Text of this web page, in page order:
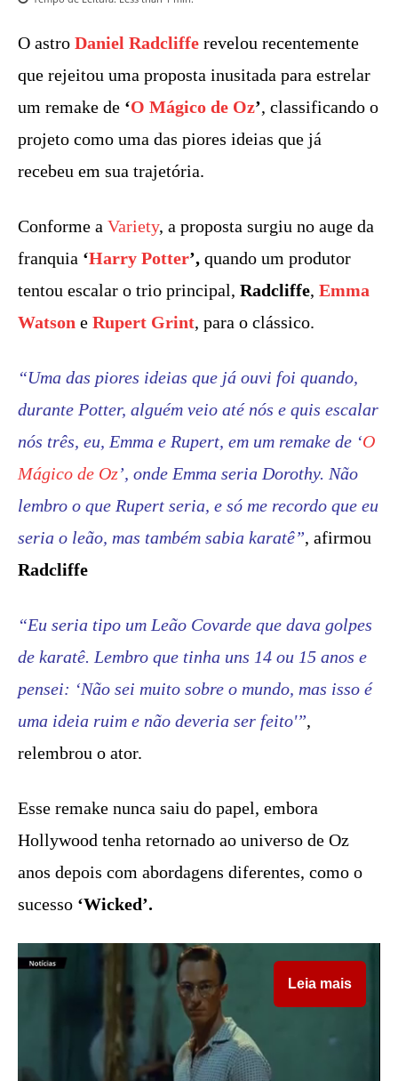
O astro Daniel Radcliffe revelou recentemente
que rejeitou uma proposta inusitada para estrelar
um remake de ‘O Mágico de Oz’, classificando o
projeto como uma das piores ideias que já
recebeu em sua trajetória.
Conforme a Variety, a proposta surgiu no auge da
franquia ‘Harry Potter’, quando um produtor
tentou escalar o trio principal, Radcliffe, Emma
Watson e Rupert Grint, para o clássico.
“Uma das piores ideias que já ouvi foi quando,
durante Potter, alguém veio até nós e quis escalar
nós três, eu, Emma e Rupert, em um remake de ‘O
Mágico de Oz’, onde Emma seria Dorothy. Não
lembro o que Rupert seria, e só me recordo que eu
seria o leão, mas também sabia karatê”, afirmou
Radcliffe
“Eu seria tipo um Leão Covarde que dava golpes
de karatê. Lembro que tinha uns 14 ou 15 anos e
pensei: ‘Não sei muito sobre o mundo, mas isso é
uma ideia ruim e não deveria ser feito'”,
relembrou o ator.
Esse remake nunca saiu do papel, embora
Hollywood tenha retornado ao universo de Oz
anos depois com abordagens diferentes, como o
sucesso ‘Wicked’.
Leia mais